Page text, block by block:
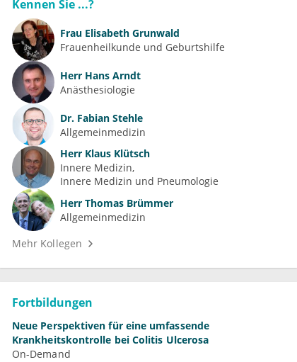
Kennen Sie ...?
Frau Elisabeth Grunwald
Frauenheilkunde und Geburtshilfe
Herr Hans Arndt
Anästhesiologie
Dr. Fabian Stehle
Allgemeinmedizin
Herr Klaus Klütsch
Innere Medizin
Innere Medizin und Pneumologie
Herr Thomas Brümmer
Allgemeinmedizin
Mehr Kollegen
Fortbildungen
Neue Perspektiven für eine umfassende
Krankheitskontrolle bei Colitis Ulcerosa
On-Demand